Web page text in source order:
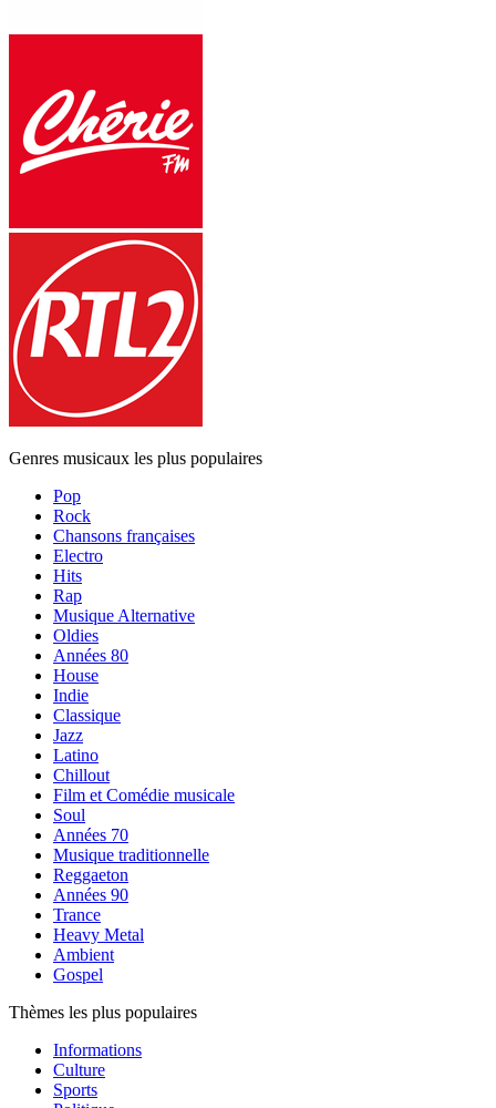
Genres musicaux les plus populaires
Pop
Rock
Chansons françaises
Electro
Hits
Rap
Musique Alternative
Oldies
Années 80
House
Indie
Classique
Jazz
Latino
Chillout
Film et Comédie musicale
Soul
Années 70
Musique traditionnelle
Reggaeton
Années 90
Trance
Heavy Metal
Ambient
Gospel
Thèmes les plus populaires
Informations
Culture
Sports